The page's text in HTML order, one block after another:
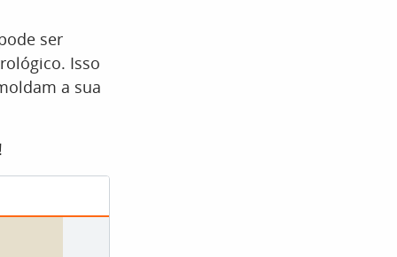
ser
Isso
a sua